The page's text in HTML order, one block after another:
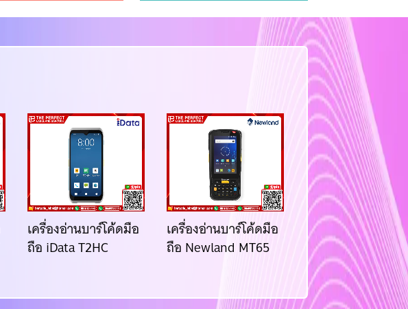
เครื่องอ่านบาร์โค้ดมือ
ถือ iData T2HC
เครื่องอ่านบาร์โค้ดมือ
ถือ Newland MT65
เครื่องอ่านบาร์โค้
ถือ Honeywell
SCANPAL EDA10A